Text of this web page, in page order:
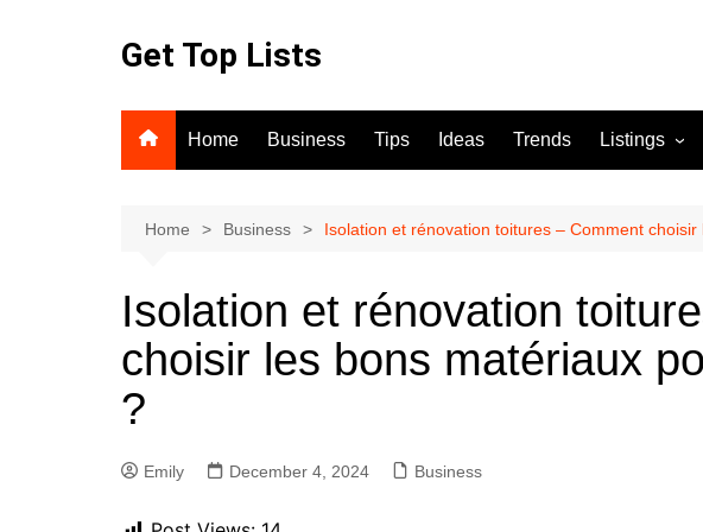
Get Top Lists
Home Business Tips Ideas Trends Listings
For Sale
Home Business Isolation et rénovation toitures – Comment
Isolation et rénovation
choisir les bons matériaux
?
Emily December 4, 2024 Business